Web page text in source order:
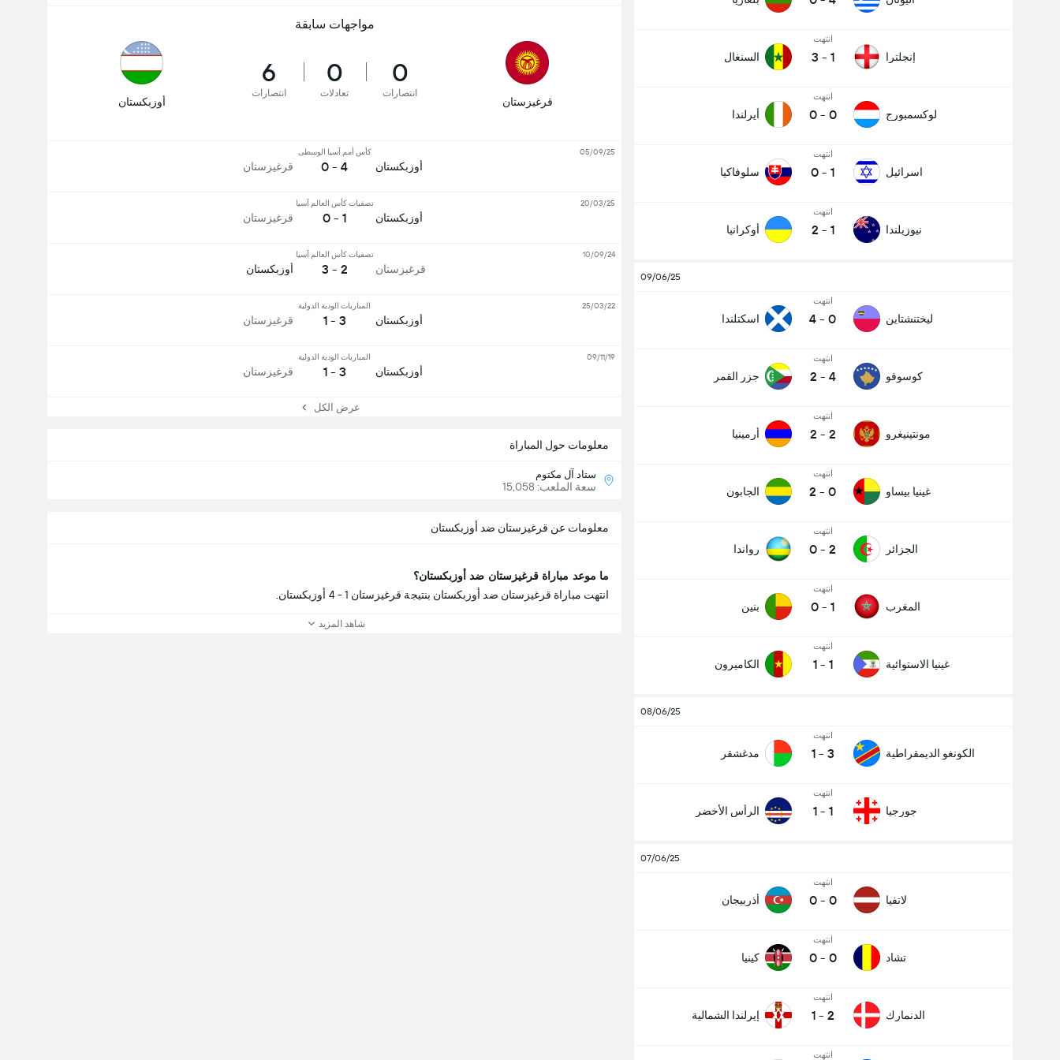
إنجلترا
انتهت
1
-
3 السنغال
لوكسمبورج
انتهت
0
-
0 أيرلندا
اسرائيل
انتهت
1
-
0 سلوفاكيا
نيوزيلندا
انتهت
1
-
2 أوكرانيا
09/06/25
ليختنشتاين
انتهت
0
-
4 اسكتلندا
كوسوفو
انتهت
4
-
2 جزر القمر
مونتينيغرو
انتهت
2
-
2 أرمينيا
غينيا بيساو
انتهت
0
-
2 الجابون
الجزائر
انتهت
2
-
0 رواندا
المغرب
انتهت
1
-
0 بنين
غينيا الاستوائية
انتهت
1
-
1 الكاميرون
08/06/25
الكونغو الديمقراطية
انتهت
3
-
1 مدغشقر
جورجيا
انتهت
1
-
1 الرأس الأخضر
07/06/25
لاتفيا
انتهت
0
-
0 أذربيجان
تشاد
انتهت
0
-
0 كينيا
الدنمارك
انتهت
2
-
1 إيرلندا الشمالية
انتهت
معلومات حول المباراة
ستاد آل مكتوم
سعة الملعب: 15,058
مواجهات سابقة
قرغيزستان
0
انتصارات
0
تعادلات
6
انتصارات
أوزبكستان
أوزبكستان
كأس أمم آسيا الوسطى
4 - 0 قرغيزستان
05/09/25
أوزبكستان
تصفيات كأس العالم آسيا
1 - 0 قرغيزستان
20/03/25
قرغيزستان
تصفيات كأس العالم آسيا
2 - 3 أوزبكستان
10/09/24
أوزبكستان
المباريات الودية الدولية
3 - 1 قرغيزستان
25/03/22
أوزبكستان
المباريات الودية الدولية
3 - 1 قرغيزستان
09/11/19
عرض الكل
معلومات عن قرغيزستان ضد أوزبكستان
ما موعد مباراة قرغيزستان ضد أوزبكستان؟
انتهت مباراة قرغيزستان ضد أوزبكستان بنتيجة قرغيزستان 1 - 4 أوزبكستان.
شاهد المزيد